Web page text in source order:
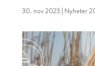
30. nov 2023 | Nyheter